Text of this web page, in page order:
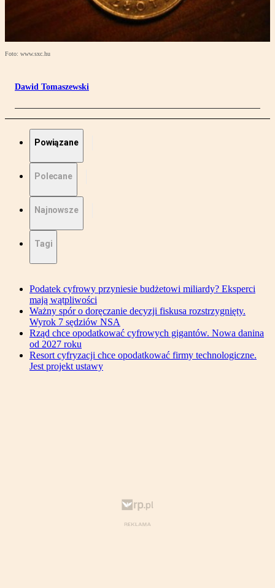
Foto: www.sxc.hu
Dawid Tomaszewski
Powiązane
Polecane
Najnowsze
Tagi
Podatek cyfrowy przyniesie budżetowi miliardy? Eksperci
mają wątpliwości
Ważny spór o doręczanie decyzji fiskusa rozstrzygnięty.
Wyrok 7 sędziów NSA
Rząd chce opodatkować cyfrowych gigantów. Nowa danina
od 2027 roku
Resort cyfryzacji chce opodatkować firmy technologiczne.
Jest projekt ustawy